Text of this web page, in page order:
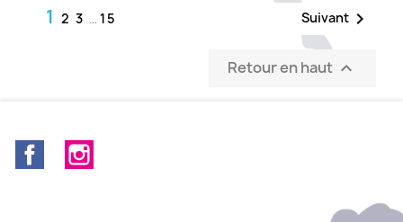
1 2 3 … 15 Suivant 
Retour en haut 
Facebook